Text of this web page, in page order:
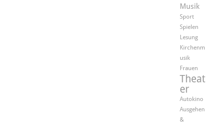
Musik
Sport
Spielen
Lesung
Kirchenm
usik
Frauen
Theat
er
Autokino
Ausgehen
&